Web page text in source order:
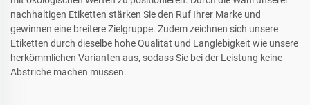
nachhaltigen Etiketten stärken Sie den Ruf Ihrer Marke und
gewinnen eine breitere Zielgruppe. Zudem zeichnen sich unsere
Etiketten durch dieselbe hohe Qualität und Langlebigkeit wie unsere
herkömmlichen Varianten aus, sodass Sie bei der Leistung keine
Abstriche machen müssen.